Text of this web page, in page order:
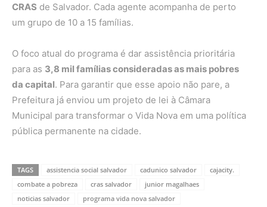
CRAS de Salvador. Cada agente acompanha de perto
um grupo de 10 a 15 famílias.
O foco atual do programa é dar assistência prioritária
para as 3,8 mil famílias consideradas as mais pobres
da capital. Para garantir que esse apoio não pare, a
Prefeitura já enviou um projeto de lei à Câmara
Municipal para transformar o Vida Nova em uma política
pública permanente na cidade.
TAGS assistencia social salvador cadunico salvador
cajacity.
combate a pobreza
cras salvador
junior magalhaes
noticias salvador
programa vida nova salvador